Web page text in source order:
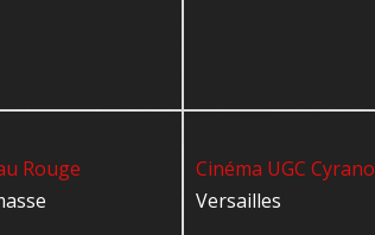
Rouge
Cinéma UGC Cyrano
Versailles